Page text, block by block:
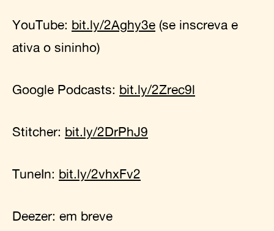
YouTube: bit.ly/2Aghy3e (se inscreva e
ativa o sininho)
Google Podcasts: bit.ly/2Zrec9l
Stitcher: bit.ly/2DrPhJ9
TuneIn: bit.ly/2vhxFv2
Deezer: em breve